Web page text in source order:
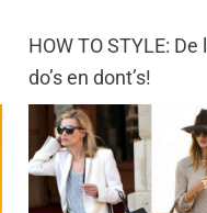
HOW TO STYLE:
do’s en dont’s!